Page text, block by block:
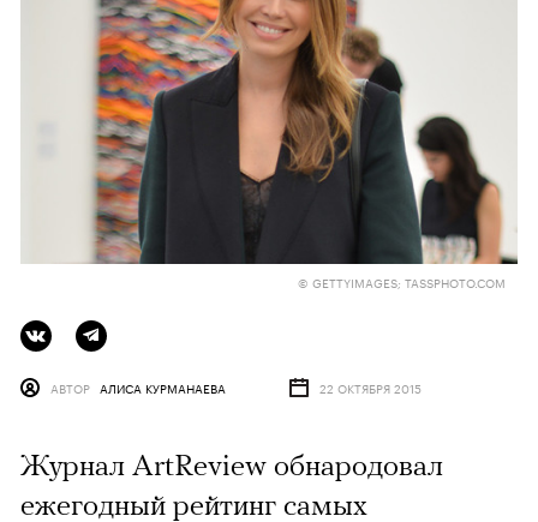
© GETTYIMAGES; TASSPHOTO.COM
АВТОР АЛИСА КУРМАНАЕВА 22 ОКТЯБРЯ 2015
Журнал ArtReview обнародовал
ежегодный рейтинг самых